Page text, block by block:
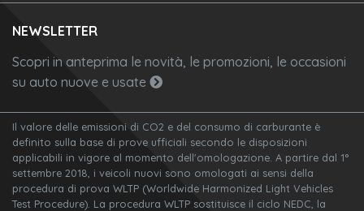
NEWSLETTER
Scopri in anteprima le novità, le promozioni, le occasioni
su auto nuove e usate
Il valore delle emissioni di CO2 e del consumo di carburante è
definito sulla base di prove ufficiali secondo le disposizioni
applicabili in vigore al momento dell'omologazione. A partire dal 1°
settembre 2018, i veicoli nuovi sono omologati ai sensi della
procedura di prova WLTP (Worldwide Harmonized Light Vehicles
Test Procedure). La procedura WLTP sostituisce il ciclo NEDC, la